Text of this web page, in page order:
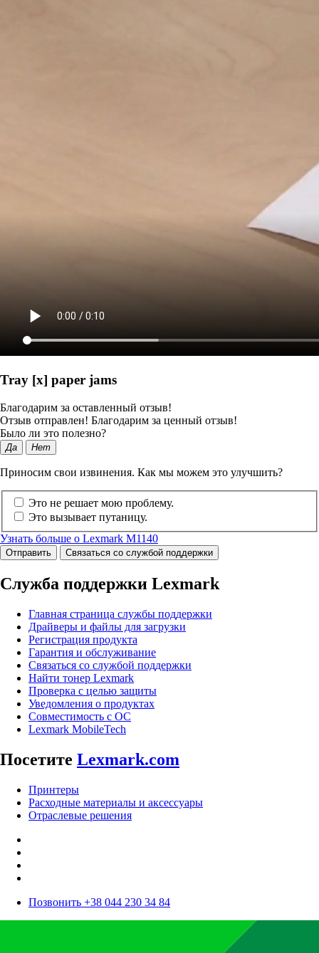
Tray [x] paper jams
Благодарим за оставленный отзыв!
Отзыв отправлен! Благодарим за ценный отзыв!
Было ли это полезно?
Да Нет
Приносим свои извинения. Как мы можем это улучшить?
Это не решает мою проблему.
Это вызывает путаницу.
Узнать больше о Lexmark M1140
Отправить Связаться со службой поддержки
Служба поддержки Lexmark
Главная страница службы поддержки
Драйверы и файлы для загрузки
Регистрация продукта
Гарантия и обслуживание
Связаться со службой поддержки
Найти тонер Lexmark
Проверка с целью защиты
Уведомления о продуктах
Совместимость с ОС
Lexmark MobileTech
Посетите Lexmark.com
Принтеры
Расходные материалы и аксессуары
Отраслевые решения
Позвонить +38 044 230 34 84